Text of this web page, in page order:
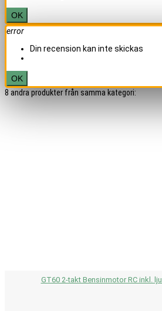
OK
error
Din recension kan inte skickas
OK
8 andra produkter från samma kategori:
GT60 2-takt Bensinmotor RC inkl.